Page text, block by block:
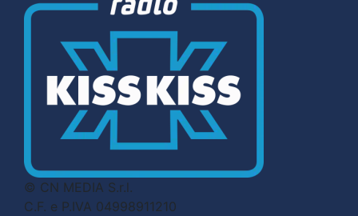
© CN MEDIA S.r.l.
C.F. e P.IVA 04998911210